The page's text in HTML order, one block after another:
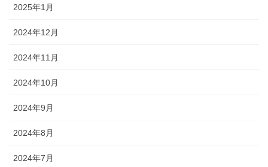
2025年1月
2024年12月
2024年11月
2024年10月
2024年9月
2024年8月
2024年7月